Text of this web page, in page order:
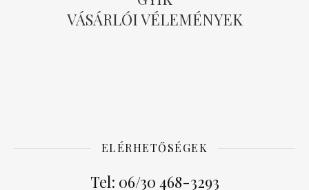
VÁSÁRLÓI VÉLEMÉNYEK
ELÉRHETŐSÉGEK
Tel: 06/30 468-3293